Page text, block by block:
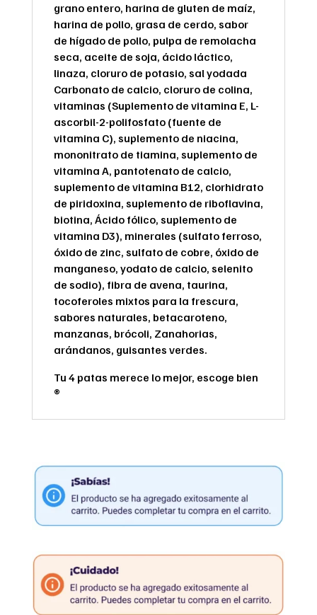
grano entero, harina de gluten de maíz,
harina de pollo, grasa de cerdo, sabor
de hígado de pollo, pulpa de remolacha
seca, aceite de soja, ácido láctico,
linaza, cloruro de potasio, sal yodada
Carbonato de calcio, cloruro de colina,
vitaminas (Suplemento de vitamina E, L-
ascorbil-2-polifosfato (fuente de
vitamina C), suplemento de niacina,
mononitrato de tiamina, suplemento de
vitamina A, pantotenato de calcio,
suplemento de vitamina B12, clorhidrato
de piridoxina, suplemento de riboflavina,
biotina, Ácido fólico, suplemento de
vitamina D3), minerales (sulfato ferroso,
óxido de zinc, sulfato de cobre, óxido de
manganeso, yodato de calcio, selenito
de sodio), fibra de avena, taurina,
tocoferoles mixtos para la frescura,
sabores naturales, betacaroteno,
manzanas, brócoli, Zanahorias,
arándanos, guisantes verdes.
Tu 4 patas merece lo mejor, escoge bien
®